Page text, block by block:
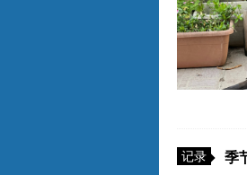
记录 季